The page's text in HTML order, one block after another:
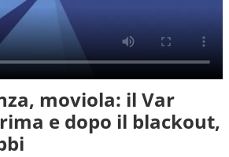
moviola: il Var
e dopo il blackout,